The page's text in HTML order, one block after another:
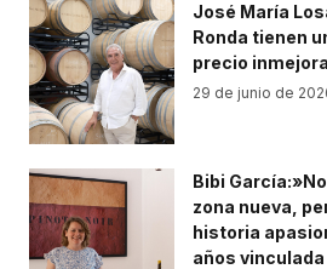
José María
Ronda tienen
precio
29 de junio de
Bibi
zona nueva,
historia
años